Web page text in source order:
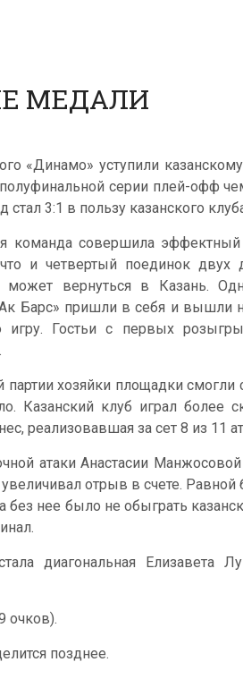
МЕДАЛИ
«Динамо» уступили
серии плей-офф
стал 3:1 в пользу казанского
команда совершила
и четвертый поединок двух
вернуться в Казань.
Барс» пришли в себя и вышли
Гостьи с первых
хозяйки площадки смогли
Казанский клуб играл более
реализовавшая за сет 8 из 11
атаки Анастасии
отрыв в счете.
нее было не обыграть
диагональная Елизавета
очков).
позднее.